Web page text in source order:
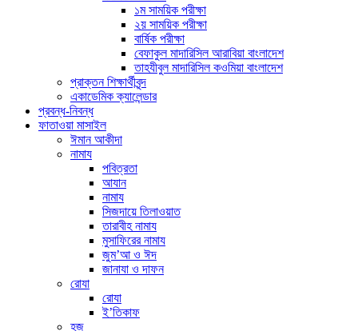
১ম সাময়িক পরীক্ষা
২য় সাময়িক পরীক্ষা
বার্ষিক পরীক্ষা
বেফাকুল মাদারিসিল আরাবিয়া বাংলাদেশ
তাহযীবুল মাদারিসিল কওমিয়া বাংলাদেশ
প্রাক্তন শিক্ষার্থীবৃন্দ
একাডেমিক ক্যালেন্ডার
প্রবন্ধ-নিবন্ধ
ফাতাওয়া মাসাইল
ঈমান আকীদা
নামায
পবিত্রতা
আযান
নামায
সিজদায়ে তিলাওয়াত
তারাবীহ নামায
মুসাফিরের নামায
জুম’আ ও ঈদ
জানাযা ও দাফন
রোযা
রোযা
ই’তিকাফ
হজ